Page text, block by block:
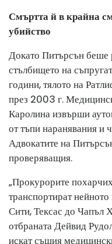
Смъртта й в крайна
убийство
Докато Питърсън беше
стълбището на
години, тялото на
през 2003 г.
Каролина извърши
от тъпи наранявания и
Адвокатите на
проверяващия.
„Прокурорите
транспортират
Сити, Тексас до Чапъл
отбраната Дейвид
искат същия